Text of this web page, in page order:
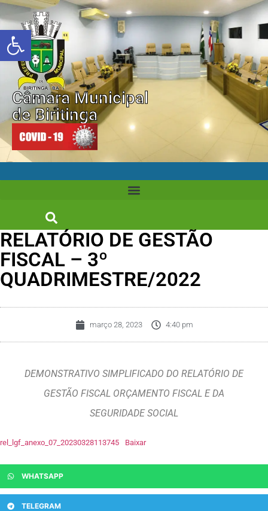
Câmara Municipal
de Biritinga
RELATÓRIO DE GESTÃO
FISCAL – 3º
QUADRIMESTRE/2022
março 28, 2023 4:40 pm
DEMONSTRATIVO SIMPLIFICADO DO RELATÓRIO DE
GESTÃO FISCAL ORÇAMENTO FISCAL E DA
SEGURIDADE SOCIAL
rel_lgf_anexo_07_20230328113745 Baixar
WHATSAPP
TELEGRAM
Abrir a barra de ferramentas